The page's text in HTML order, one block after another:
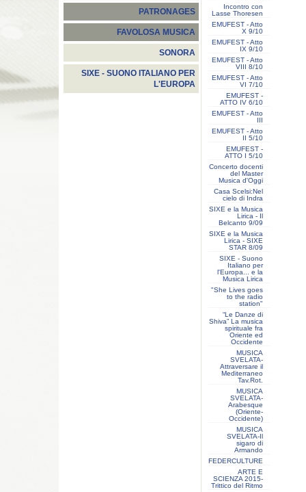
PATRONAGES
FAVOLOSA MUSICA
SONORA
SIXE - SUONO ITALIANO PER
L'EUROPA
Incontro con
Lasse Thoresen
EMUFEST - Atto
X 9/10
EMUFEST - Atto
IX 9/10
EMUFEST - Atto
VIII 8/10
EMUFEST - Atto
VI 7/10
EMUFEST -
ATTO IV 6/10
EMUFEST - Atto
III
EMUFEST - Atto
II 5/10
EMUFEST -
ATTO I 5/10
Concerto docenti
del Master
Musica d'Oggi
Casa Scelsi:Nel
cielo di Indra
SIXE e la Musica
Lirica - Il
Belcanto 9/09
SIXE e la Musica
Lirica - SIXE
STAR 8/09
SIXE - Suono
Italiano per
l'Europa... e la
Musica Lirica
"She Lives goes
to the radio
station"
“Le Danze di
Shiva” La musica
spirituale fra
Oriente ed
Occidente
MUSICA
SVELATA-
Attraversare il
Mediterraneo
Tav.Rot.
MUSICA
SVELATA-
Arabesque
(Oriente-
Occidente)
MUSICA
SVELATA-Il
sigaro di
Armando
FEDERCULTURE
ARTE E
SCIENZA 2015-
Trittico del Ritmo